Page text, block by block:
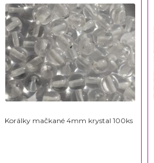
Korálky mačkané 4mm krystal 100ks